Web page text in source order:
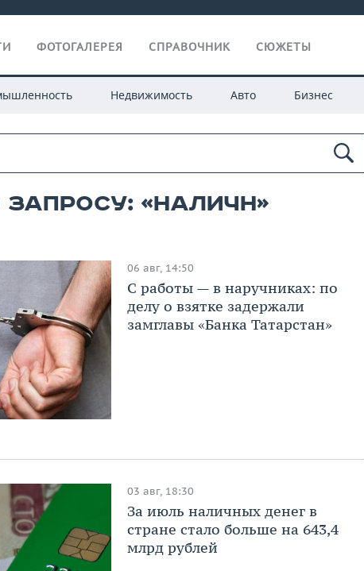
ФОТОГАЛЕРЕЯ СПРАВОЧНИК СЮЖЕТЫ
Недвижимость Авто Бизнес
«наличн»
06 авг, 14:50
С работы — в наручниках: по
делу о взятке задержали
замглавы «Банка Татарстан»
03 авг, 18:30
За июль наличных денег в
стране стало больше на 643,4
млрд рублей